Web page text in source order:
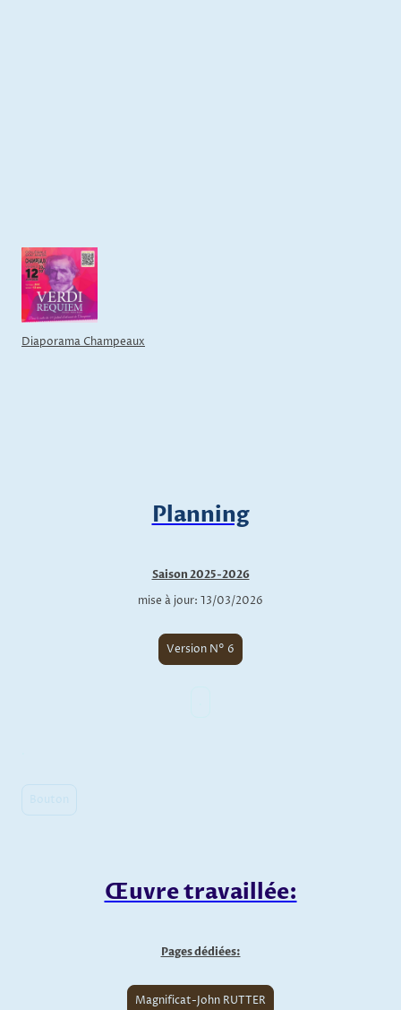
Diaporama Champeaux
Planning
Saison 2025-2026
mise à jour: 13/03/2026
Version N° 6
Œuvre travaillée:
Pages dédiées:
Magnificat-John RUTTER